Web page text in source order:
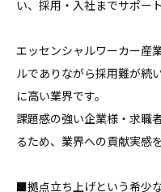
い、採用・入社までサポート
エッセンシャルワーカー産
ルでありながら採用難が続
に高い業界です。
課題感の強い企業様・求職
るため、業界への貢献実感
■拠点立ち上げという希少